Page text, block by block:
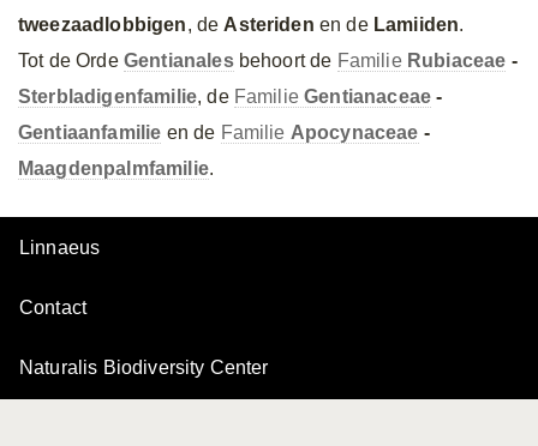
tweezaadlobbigen, de Asteriden en de Lamiiden.
Tot de Orde Gentianalesbehoort de Familie Rubiaceae -
Sterbladigenfamilie, de FamilieGentianaceae -
Gentiaanfamilie en de Familie Apocynaceae -
Maagdenpalmfamilie.
Linnaeus
Contact
Naturalis Biodiversity Center